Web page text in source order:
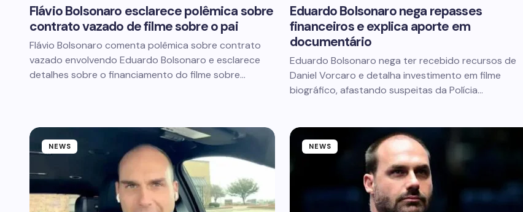
Flávio Bolsonaro esclarece polêmica sobre
contrato vazado de filme sobre o pai
Flávio Bolsonaro comenta polêmica sobre contrato
vazado envolvendo Eduardo Bolsonaro e esclarece
detalhes sobre o financiamento do filme sobre…
Eduardo Bolsonaro nega repasses
financeiros e explica aporte em
documentário
Eduardo Bolsonaro nega ter recebido recursos de
Daniel Vorcaro e detalha investimento em filme
biográfico, afastando suspeitas da Polícia…
NEWS NEWS